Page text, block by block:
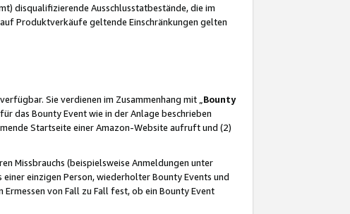
disqualifizierende Ausschlusstatbestände, die im
Produktverkäufe geltende Einschränkungen gelten
Sie verdienen im Zusammenhang mit „ Bounty
das Bounty Event wie in der Anlage beschrieben
Startseite einer Amazon-Website aufruft und (2)
Missbrauchs (beispielsweise Anmeldungen unter
einzigen Person, wiederholter Bounty Events und
von Fall zu Fall fest, ob ein Bounty Event